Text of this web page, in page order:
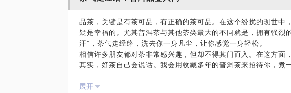
品茶，关键是有茶可品，有正确的茶可品。在这个纷扰的现世中
疑是幸福的。尤其普洱茶与其他茶类最大的不同就是，拥有强烈
汗”，茶气走经络，洗去你一身凡尘，让你感觉一身轻松。
相信许多朋友都对茶非常感兴趣，但却不得其门而入。在这方面
其实，好茶自己会说话。我会用收藏多年的普洱茶来招待你，煮
和熟茶、新茶和老茶、拼配茶和山头茶、如何品鉴普洱茶、如何
展开